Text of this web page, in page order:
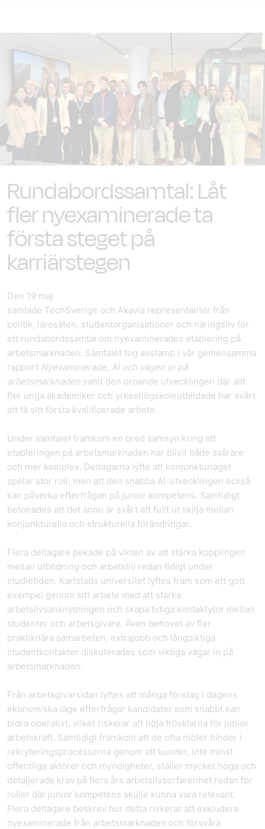
Rundabordssamtal: Låt
fler nyexaminerade ta
första steget på
karriärstegen
Den 19 maj
samlade TechSverige och Akavia representanter från
politik, lärosäten, studentorganisationer och näringsliv för
ett rundabordssamtal om nyexaminerades etablering på
arbetsmarknaden. Samtalet tog avstamp i vår gemensamma
rapport Nyexaminerade, AI och vägen in på
arbetsmarknaden samt den oroande utvecklingen där allt
fler unga akademiker och yrkeshögskoleutbildade har svårt
att få sitt första kvalificerade arbete.
Under samtalet framkom en bred samsyn kring att
etableringen på arbetsmarknaden har blivit både svårare
och mer komplex. Deltagarna lyfte att konjunkturläget
spelar stor roll, men att den snabba AI-utvecklingen också
kan påverka efterfrågan på junior kompetens. Samtidigt
betonades att det ännu är svårt att fullt ut skilja mellan
konjunkturella och strukturella förändringar.
Flera deltagare pekade på vikten av att stärka kopplingen
mellan utbildning och arbetsliv redan tidigt under
studietiden. Karlstads universitet lyftes fram som ett gott
exempel genom sitt arbete med att stärka
arbetslivsanknytningen och skapa tidiga kontaktytor mellan
studenter och arbetsgivare. Även behovet av fler
praktiknära samarbeten, extrajobb och långsiktiga
studentkontakter diskuterades som viktiga vägar in på
arbetsmarknaden.
Från arbetsgivarsidan lyftes att många företag i dagens
ekonomiska läge efterfrågar kandidater som snabbt kan
bidra operativt, vilket riskerar att höja trösklarna för junior
arbetskraft. Samtidigt framkom att de ofta möter hinder i
rekryteringsprocesserna genom att kunder, inte minst
offentliga aktörer och myndigheter, ställer mycket höga och
detaljerade krav på flera års arbetslivserfarenhet redan för
roller där junior kompetens skulle kunna vara relevant.
Flera deltagare beskrev hur detta riskerar att exkludera
nyexaminerade från arbetsmarknaden och försvåra